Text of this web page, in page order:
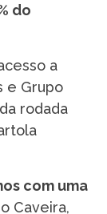
do
a
e Grupo
rodada
com uma
Caveira,